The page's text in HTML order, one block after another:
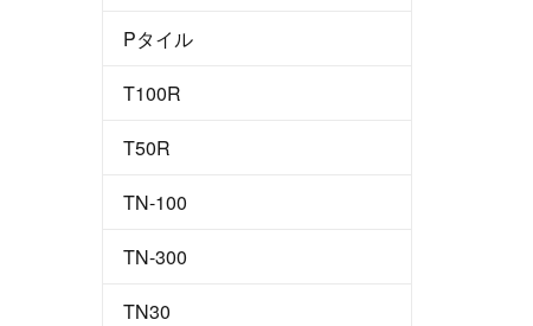
Pタイル
T100R
T50R
TN-100
TN-300
TN30